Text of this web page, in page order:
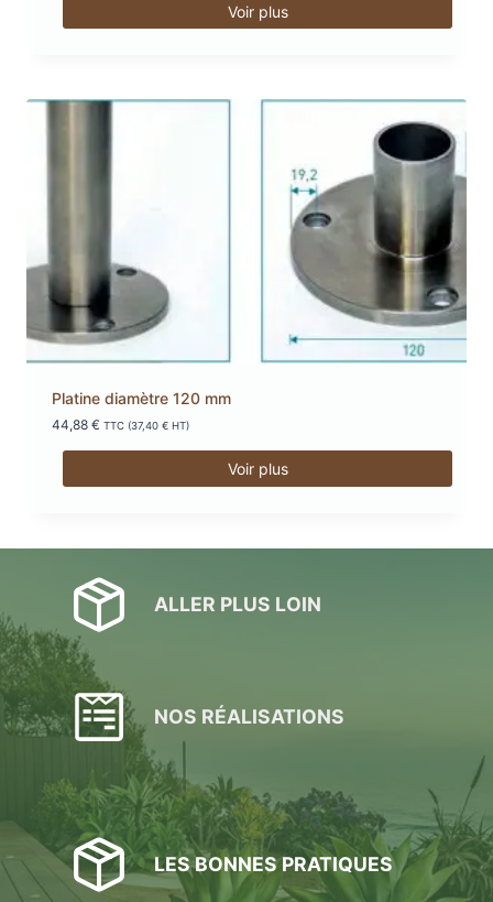
Voir plus
Platine diamètre 120 mm
44,88 € TTC (37,40 € HT)
Voir plus
ALLER PLUS LOIN
NOS RÉALISATIONS
LES BONNES PRATIQUES